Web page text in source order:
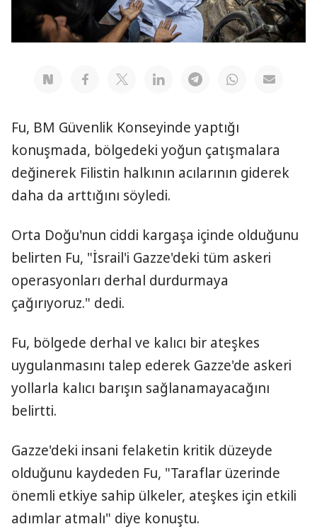
Fu, BM Güvenlik Konseyinde yaptığı
konuşmada, bölgedeki yoğun çatışmalara
değinerek Filistin halkının acılarının giderek
daha da arttığını söyledi.
Orta Doğu'nun ciddi kargaşa içinde olduğunu
belirten Fu, "İsrail'i Gazze'deki tüm askeri
operasyonları derhal durdurmaya
çağırıyoruz." dedi.
Fu, bölgede derhal ve kalıcı bir ateşkes
uygulanmasını talep ederek Gazze'de askeri
yollarla kalıcı barışın sağlanamayacağını
belirtti.
Gazze'deki insani felaketin kritik düzeyde
olduğunu kaydeden Fu, "Taraflar üzerinde
önemli etkiye sahip ülkeler, ateşkes için etkili
adımlar atmalı" diye konuştu.